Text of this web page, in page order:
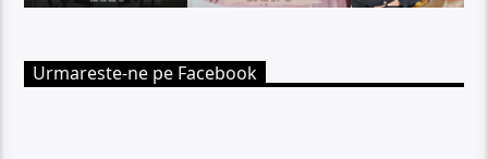
Urmareste-ne pe Facebook